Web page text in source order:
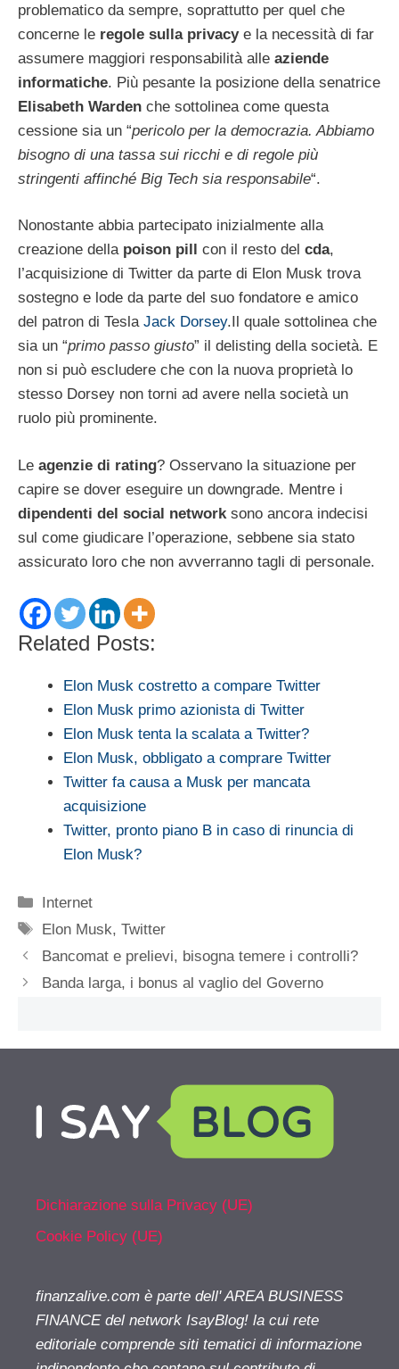
problematico da sempre, soprattutto per quel che
concerne le regole sulla privacye la necessità di far
assumere maggiori responsabilità alle aziende
informatiche. Più pesante la posizione della senatrice
Elisabeth Warden che sottolinea come questa
cessione sia un “pericolo per la democrazia. Abbiamo
bisogno di una tassa sui ricchi e di regole più
stringenti affinché Big Tech sia responsabile“.
Nonostante abbia partecipato inizialmente alla
creazione della poison pill con il resto del cda,
l’acquisizione di Twitter da parte di Elon Musk trova
sostegno e lode da parte del suo fondatore e amico
del patron di Tesla Jack Dorsey.Il quale sottolinea che
sia un “primo passo giusto” il delisting della società. E
non si può escludere che con la nuova proprietà lo
stesso Dorsey non torni ad avere nella società un
ruolo più prominente.
Le agenzie di rating? Osservano la situazione per
capire se dover eseguire un downgrade. Mentre i
dipendenti del social network sono ancora indecisi
sul come giudicare l’operazione, sebbene sia stato
assicurato loro che non avverranno tagli di personale.
Related Posts:
Elon Musk costretto a compare Twitter
Elon Musk primo azionista di Twitter
Elon Musk tenta la scalata a Twitter?
Elon Musk, obbligato a comprare Twitter
Twitter fa causa a Musk per mancata
acquisizione
Twitter, pronto piano B in caso di rinuncia di
Elon Musk?
Categorie
Internet
Tag
Elon Musk,Twitter
Bancomat e prelievi, bisogna temere i controlli?
Banda larga, i bonus al vaglio del Governo
Dichiarazione sulla Privacy (UE)
Cookie Policy (UE)
finanzalive.com è parte dell' AREA BUSINESS
FINANCE del network IsayBlog! la cui rete
editoriale comprende siti tematici di informazione